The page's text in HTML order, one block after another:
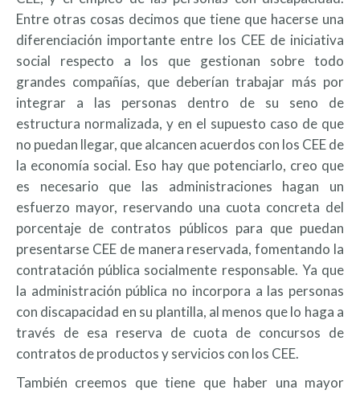
Entre otras cosas decimos que tiene que hacerse una
diferenciación importante entre los CEE de iniciativa
social respecto a los que gestionan sobre todo
grandes compañías, que deberían trabajar más por
integrar a las personas dentro de su seno de
estructura normalizada, y en el supuesto caso de que
no puedan llegar, que alcancen acuerdos con los CEE de
la economía social. Eso hay que potenciarlo, creo que
es necesario que las administraciones hagan un
esfuerzo mayor, reservando una cuota concreta del
porcentaje de contratos públicos para que puedan
presentarse CEE de manera reservada, fomentando la
contratación pública socialmente responsable. Ya que
la administración pública no incorpora a las personas
con discapacidad en su plantilla, al menos que lo haga a
través de esa reserva de cuota de concursos de
contratos de productos y servicios con los CEE.
También creemos que tiene que haber una mayor